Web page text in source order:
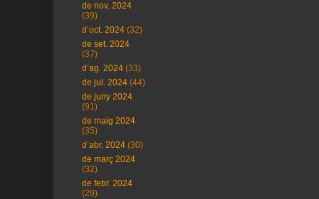
de nov. 2024
(39)
d’oct. 2024 (32)
de set. 2024
(37)
d’ag. 2024 (33)
de jul. 2024 (44)
de juny 2024
(91)
de maig 2024
(35)
d’abr. 2024 (30)
de març 2024
(32)
de febr. 2024
(29)